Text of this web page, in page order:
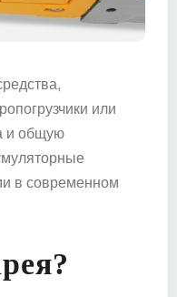
или
и общую
в современном